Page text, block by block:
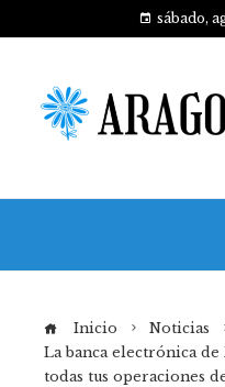
sábado,
Inicio
Noticias
La banca electrónica
todas tus operaciones